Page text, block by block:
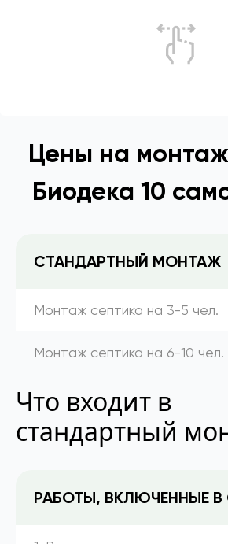
Цены на
Биодека 10
СТАНДАРТНЫЙ МОНТАЖ
Монтаж септика на 3-5 чел.
Монтаж септика на 6-10 чел.
Что входит в
стандартный
РАБОТЫ, ВКЛЮЧЕННЫЕ